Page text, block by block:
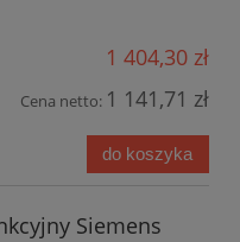
1 404,30 zł
Cena netto: 1 141,71 zł
do koszyka
Siemens